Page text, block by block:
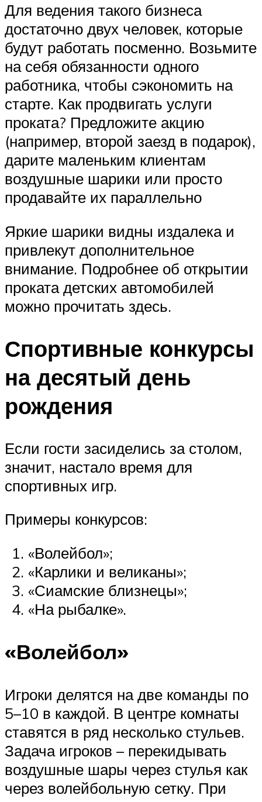
Для ведения такого бизнеса
достаточно двух человек, которые
будут работать посменно. Возьмите
на себя обязанности одного
работника, чтобы сэкономить на
старте. Как продвигать услуги
проката? Предложите акцию
(например, второй заезд в подарок),
дарите маленьким клиентам
воздушные шарики или просто
продавайте их параллельно
Яркие шарики видны издалека и
привлекут дополнительное
внимание. Подробнее об открытии
проката детских автомобилей
можно прочитать здесь.
Спортивные конкурсы
на десятый день
рождения
Если гости засиделись за столом,
значит, настало время для
спортивных игр.
Примеры конкурсов:
«Волейбол»;
«Карлики и великаны»;
«Сиамские близнецы»;
«На рыбалке».
«Волейбол»
Игроки делятся на две команды по
5–10 в каждой. В центре комнаты
ставятся в ряд несколько стульев.
Задача игроков – перекидывать
воздушные шары через стулья как
через волейбольную сетку. При